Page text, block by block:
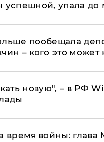
успешной, упала
пообещала
– кого это может
новую", – в РФ
время войны: